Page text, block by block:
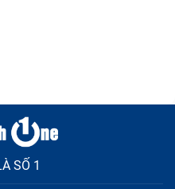
sạc Huawei Nova
SỐ 1